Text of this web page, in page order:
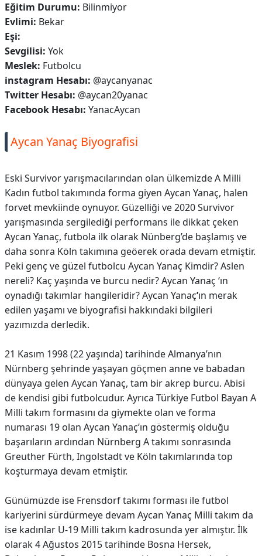
Eğitim Durumu: Bilinmiyor
Evlimi: Bekar
Eşi:
Sevgilisi: Yok
Meslek: Futbolcu
instagram Hesabı: @aycanyanac
Twitter Hesabı: @aycan20yanac
Facebook Hesabı: YanacAycan
Aycan Yanaç Biyografisi
Eski Survivor yarışmacılarından olan ülkemizde A Milli
Kadın futbol takımında forma giyen Aycan Yanaç, halen
forvet mevkiinde oynuyor. Güzelliği ve 2020 Survivor
yarışmasında sergilediği performans ile dikkat çeken
Aycan Yanaç, futbola ilk olarak Nünberg’de başlamış ve
daha sonra Köln takımına geöerek orada devam etmiştir.
Peki genç ve güzel futbolcu Aycan Yanaç Kimdir? Aslen
nereli? Kaç yaşında ve burcu nedir? Aycan Yanaç ‘ın
oynadığı takımlar hangileridir? Aycan Yanaç’ın merak
edilen yaşamı ve biyografisi hakkındaki bilgileri
yazımızda derledik.
21 Kasım 1998 (22 yaşında) tarihinde Almanya’nın
Nürnberg şehrinde yaşayan göçmen anne ve babadan
dünyaya gelen Aycan Yanaç, tam bir akrep burcu. Abisi
de kendisi gibi futbolcudur. Ayrıca Türkiye Futbol Bayan A
Milli takım formasını da giymekte olan ve forma
numarası 19 olan Aycan Yanaç’ın göstermiş olduğu
başarıların ardından Nürnberg A takımı sonrasında
Greuther Fürth, Ingolstadt ve Köln takımlarında top
koşturmaya devam etmiştir.
Günümüzde ise Frensdorf takımı forması ile futbol
kariyerini sürdürmeye devam Aycan Yanaç Milli takım da
ise kadınlar U-19 Milli takım kadrosunda yer almıştır. İlk
olarak 4 Ağustos 2015 tarihinde Bosna Hersek,